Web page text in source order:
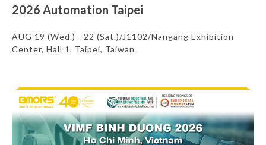
2026 Automation Taipei
AUG 19 (Wed.) - 22 (Sat.)/J1102/Nangang Exhibition
Center, Hall 1, Taipei, Taiwan